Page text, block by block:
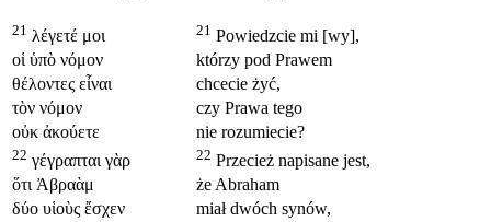
21 λέγετέ μοι 21 Powiedzcie mi [wy],
οἱ ὑπὸ νόμον
którzy pod Prawem
θέλοντες εἶναι
chcecie żyć,
τὸν νόμον
czy Prawa tego
οὐκ ἀκούετε
nie rozumiecie?
22 γέγραπται γὰρ 22 Przecież napisane jest,
ὅτι Ἀβραὰμ
że Abraham
δύο υἱοὺς ἔσχεν
miał dwóch synów,